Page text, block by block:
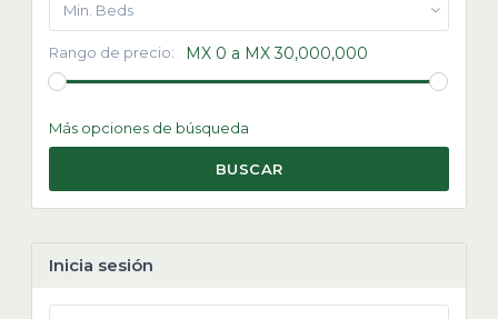
Min. Beds
Rango de precio: MX 0 a MX 30,000,000
Más opciones de búsqueda
BUSCAR
Inicia sesión